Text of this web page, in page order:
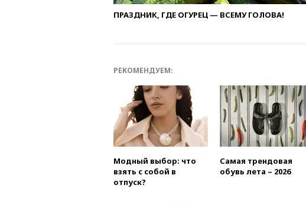
ПРАЗДНИК, ГДЕ ОГУРЕЦ — ВСЕМУ ГОЛОВА!
РЕКОМЕНДУЕМ:
Модный выбор: что
взять с собой в
отпуск?
Самая трендовая
обувь лета – 2026